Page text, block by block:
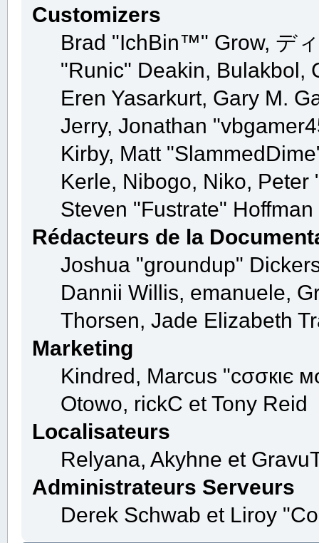
Customizers
Brad "IchBin™" Grow, デ
"Runic" Deakin, Bulakbol,
Eren Yasarkurt, Gary M.
Jerry, Jonathan
Kirby, Matt
Kerle, Nibogo, Niko,
Steven "Fustrate"
Rédacteurs de la
Joshua "groundup"
Dannii Willis, emanuele,
Thorsen, Jade Elizabeth
Marketing
Kindred, Marcus "cσσкιє
Otowo, rickC et Tony Reid
Localisateurs
Relyana, Akyhne et
Administrateurs Serveurs
Derek Schwab et Liroy